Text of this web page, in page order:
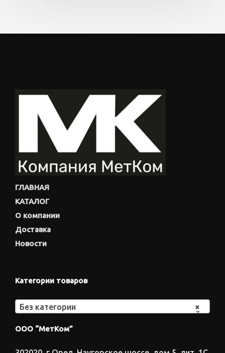
ГЛАВНАЯ
КАТАЛОГ
О компании
Доставка
Новости
Категории товаров
×
Без категории
ООО “МетКом”